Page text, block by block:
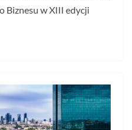
Biznesu w XIII edycji